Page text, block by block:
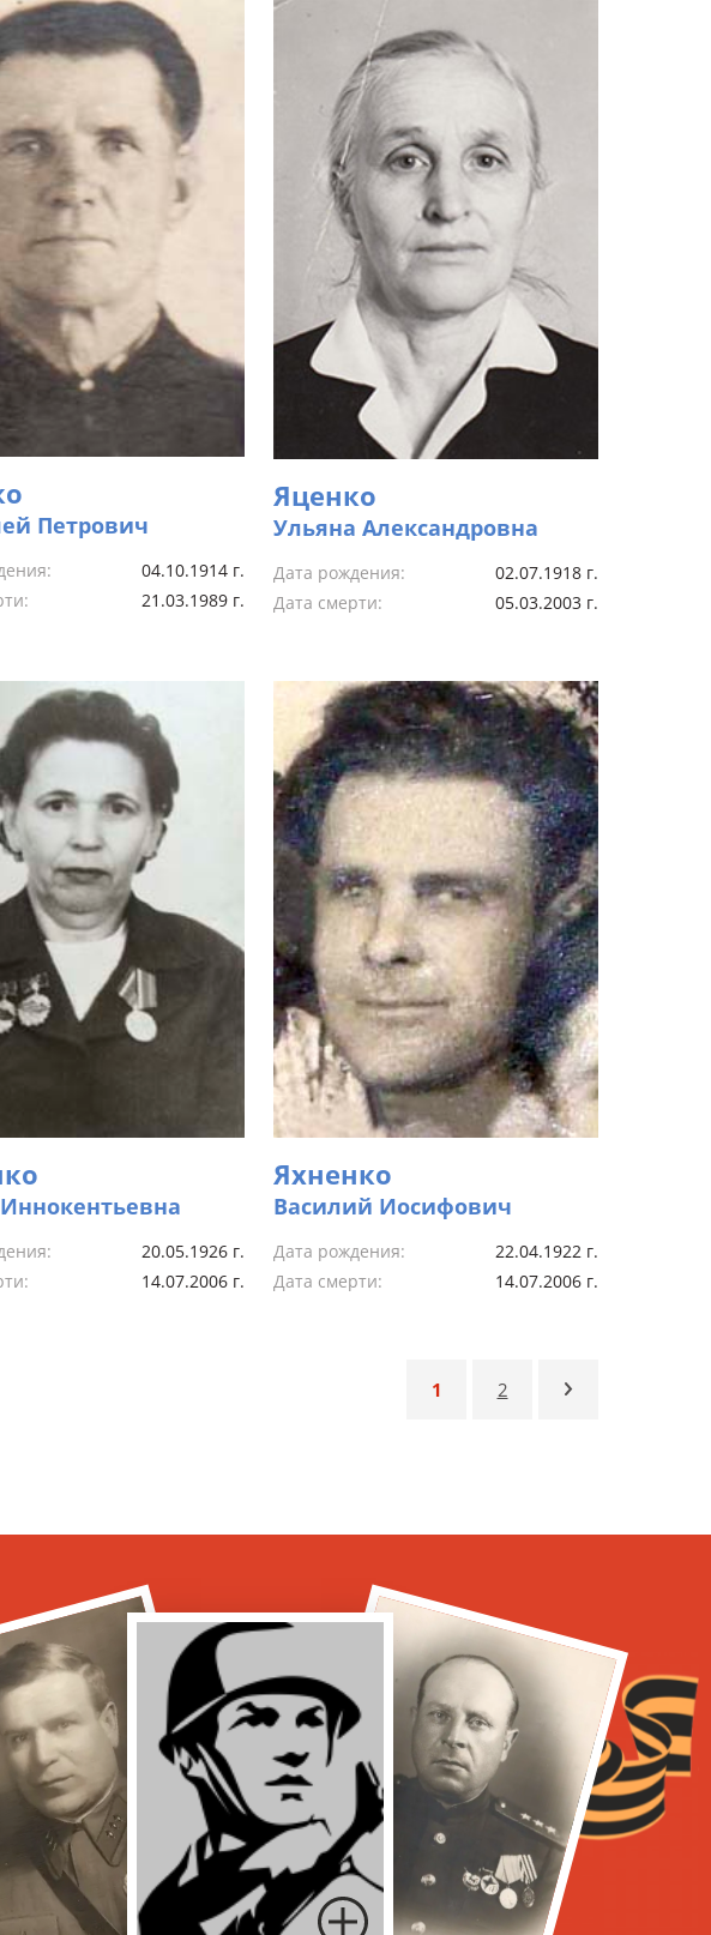
Петрович
04.10.1914 г.
21.03.1989 г.
Яценко
Ульяна Александровна
Дата рождения:
02.07.1918 г.
Дата смерти:
05.03.2003 г.
20.05.1926 г.
14.07.2006 г.
Яхненко
Василий Иосифович
Дата рождения:
22.04.1922 г.
Дата смерти:
14.07.2006 г.
1 2